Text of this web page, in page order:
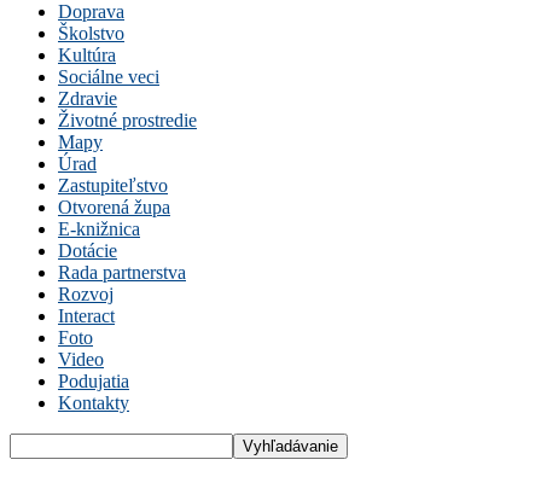
Doprava
Školstvo
Kultúra
Sociálne veci
Zdravie
Životné prostredie
Mapy
Úrad
Zastupiteľstvo
Otvorená župa
E-knižnica
Dotácie
Rada partnerstva
Rozvoj
Interact
Foto
Video
Podujatia
Kontakty